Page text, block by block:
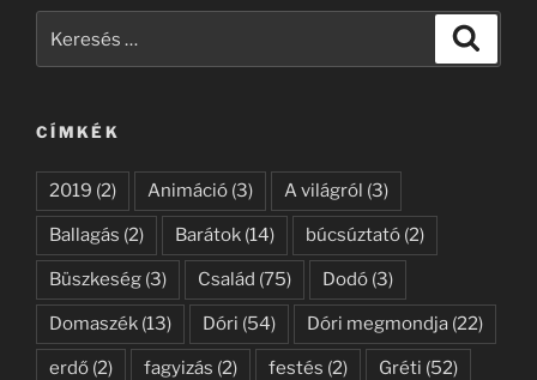
CÍMKÉK
2019 (2) Animáció (3) A világról (3)
Ballagás (2) Barátok (14) búcsúztató (2)
Büszkeség (3) Család (75) Dodó (3)
Domaszék (13) Dóri (54) Dóri megmondja (22)
erdő (2) fagyizás (2) festés (2) Gréti (52)